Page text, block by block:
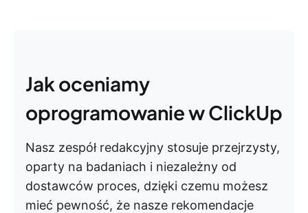
Jak oceniamy
oprogramowanie w ClickUp
Nasz zespół redakcyjny stosuje przejrzysty,
oparty na badaniach i niezależny od
dostawców proces, dzięki czemu możesz
mieć pewność, że nasze rekomendacje